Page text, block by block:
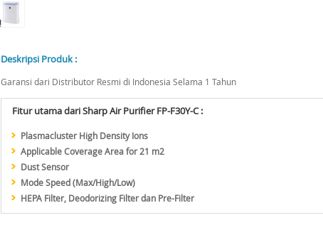
Deskripsi Produk :
Garansi dari Distributor Resmi di Indonesia Selama 1 Tahun
Fitur utama dari Sharp Air Purifier FP-F30Y-C :
Plasmacluster High Density Ions
Applicable Coverage Area for 21 m2
Dust Sensor
Mode Speed (Max/High/Low)
HEPA Filter, Deodorizing Filter dan Pre-Filter